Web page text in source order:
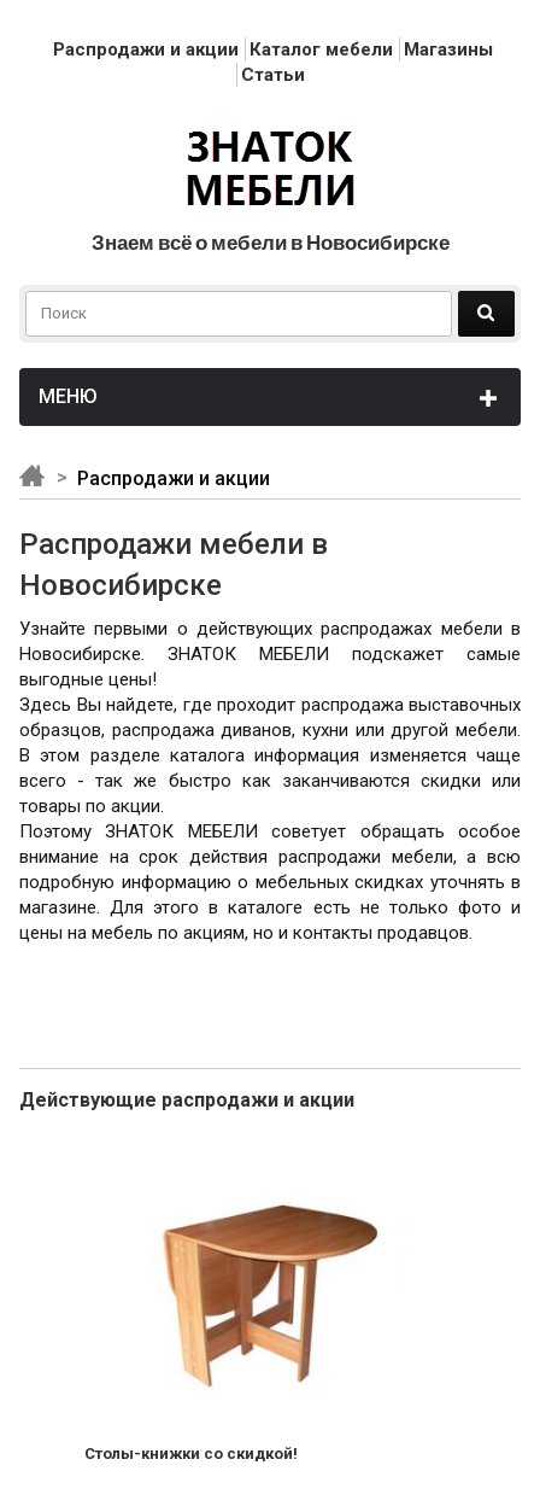
Распродажи и акции Каталог мебели
Магазины
Статьи
Знаем всё о мебели в Новосибирске
Распродажи и акции
Распродажи мебели в
Новосибирске
Узнайте первыми о действующих распродажах мебели в
Новосибирске. ЗНАТОК МЕБЕЛИ подскажет самые
выгодные цены!
Здесь Вы найдете, где проходит распродажа выставочных
образцов, распродажа диванов, кухни или другой мебели.
В этом разделе каталога информация изменяется чаще
всего - так же быстро как заканчиваются скидки или
товары по акции.
Поэтому ЗНАТОК МЕБЕЛИ советует обращать особое
внимание на срок действия распродажи мебели, а всю
подробную информацию о мебельных скидках уточнять в
магазине. Для этого в каталоге есть не только фото и
цены на мебель по акциям, но и контакты продавцов.
Действующие распродажи и акции
Столы-книжки со скидкой!